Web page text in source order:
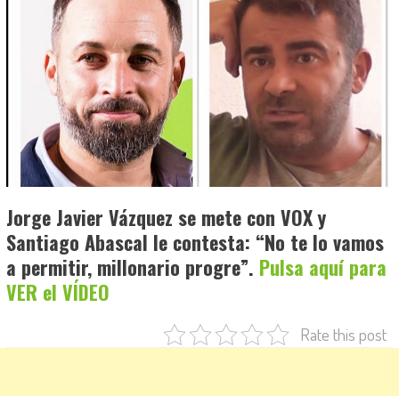
Jorge Javier Vázquez se mete con VOX y
Santiago Abascal le contesta: “No te lo vamos
a permitir, millonario progre”. Pulsa aquí para
VER el VÍDEO
Rate this post